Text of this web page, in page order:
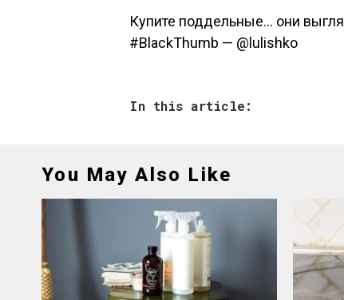
Купите поддельные… они
#BlackThumb — @lulishko
In this article:
You May Also Like